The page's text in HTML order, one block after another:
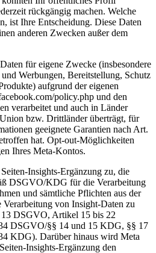
rückgängig machen. Welche
ist Ihre Entscheidung. Diese Daten
anderen Zwecken außer dem
für eigene Zwecke (insbesondere
Werbungen, Bereitstellung, Schutz
aufgrund der eigenen
policy.php und den
verarbeitet und auch in Länder
bzw. Drittländer überträgt, für
geeignete Garantien nach Art.
hat. Opt-out-Möglichkeiten
Ihres Meta-Kontos.
Insights-Ergänzung zu, die
DSGVO/KDG für die Verarbeitung
und sämtliche Pflichten aus der
von Insight-Daten zu
DSGVO, Artikel 15 bis 22
DSGVO/§§ 14 und 15 KDG, §§ 17
KDG). Darüber hinaus wird Meta
Insights-Ergänzung den